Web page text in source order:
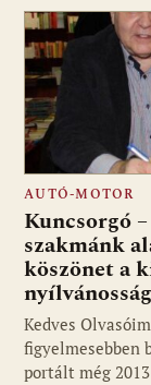
AUTÓ-MOTOR
Kuncsorgó
szakmánk
köszönet a
Kedves
figyelmesebben
portált még